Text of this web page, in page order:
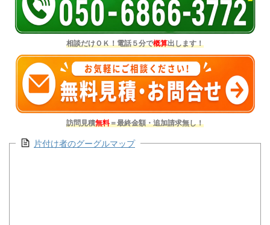
相談だけＯＫ！電話５分で概算出します！
訪問見積無料＝最終金額・追加請求無し！
片付け者のグーグルマップ